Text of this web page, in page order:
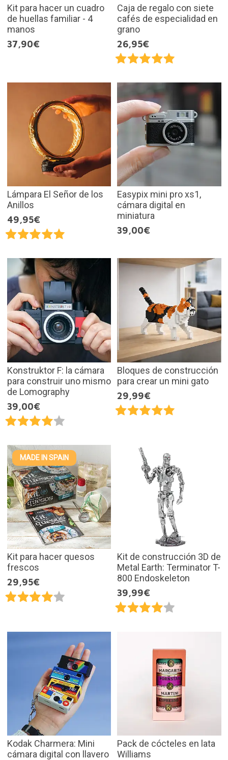
Kit para hacer un cuadro
de huellas familiar - 4
manos
37,90€
Caja de regalo con siete
cafés de especialidad en
grano
26,95€
Lámpara El Señor de los
Anillos
49,95€
Easypix mini pro xs1,
cámara digital en
miniatura
39,00€
Konstruktor F: la cámara
para construir uno mismo
de Lomography
39,00€
Bloques de construcción
para crear un mini gato
29,99€
MADE IN SPAIN
Kit para hacer quesos
frescos
29,95€
Kit de construcción 3D de
Metal Earth: Terminator T-
800 Endoskeleton
39,99€
Kodak Charmera: Mini
cámara digital con llavero
Pack de cócteles en lata
Williams